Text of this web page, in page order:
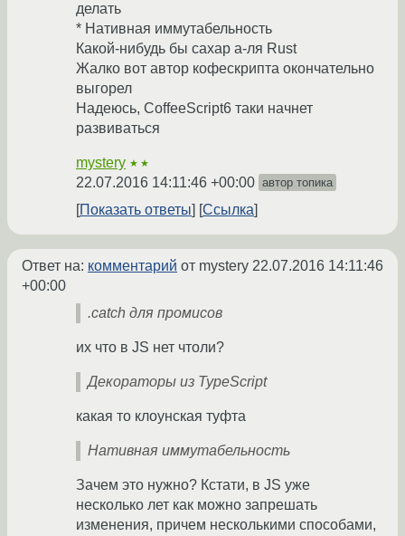
делать
* Нативная иммутабельность
Какой-нибудь бы сахар а-ля Rust
Жалко вот автор кофескрипта окончательно
выгорел
Надеюсь, CoffeeScript6 таки начнет
развиваться
mystery ★★
22.07.2016 14:11:46 +00:00 автор топика
Показать ответы Ссылка
Ответ на: комментарий от mystery 22.07.2016 14:11:46
+00:00
.catch для промисов
их что в JS нет чтоли?
Декораторы из TypeScript
какая то клоунская туфта
Нативная иммутабельность
Зачем это нужно? Кстати, в JS уже
несколько лет как можно запрешать
изменения, причем несколькими способами,